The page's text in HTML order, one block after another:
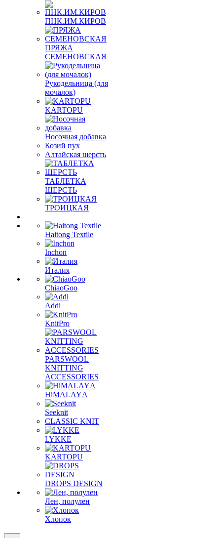
ПНК.ИМ.КИРОВ
ПРЯЖА
СЕМЕНОВСКАЯ
Рукодельница (для
мочалок)
KARTOPU
Носочная добавка
Козий пух
Алтайская шерсть
ТАБЛЕTКА
ШЕРСТЬ
ТРОИЦКАЯ
Haitong Textilе
Inchon
Италия
ChiaoGoo
Addi
KnitPro
PARSWOOL
KNITTING
ACCESSORIES
HiMALAYА
Seeknit
CLASSIC KNIT
LYKKE
KАRTOPU
DROPS DЕSIGN
Лен, полулен
Хлопок